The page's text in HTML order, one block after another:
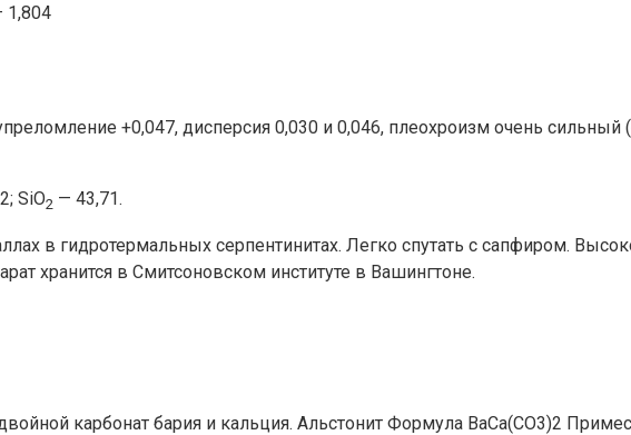
1,804
+0,047, дисперсия 0,030 и 0,046, плеохроизм очень
SiO2 — 43,71.
в гидротермальных серпентинитах. Легко спутать с сапфиром.
хранится в Смитсоновском институте в Вашингтоне.
карбонат бария и кальция. Альстонит Формула BaCa(CO3)2